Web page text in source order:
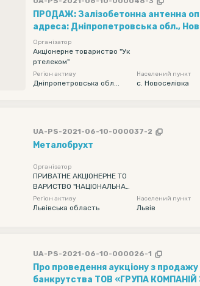
ПРОДАЖ: Залізобетонна антенна
адреса: Дніпропетровська обл.,
Новоселівка, вул. Комсомольська,1,
48°34'33.00"N; 35°14'35.00"E
Організатор
Акціонерне товариство "Ук
ртелеком"
Регіон активу
Дніпропетровська обл...
Населений пункт
с. Новоселівка
UA-PS-2021-06-10-000037-2
Металобрухт
Організатор
ПРИВАТНЕ АКЦІОНЕРНЕ ТО
ВАРИСТВО "НАЦІОНАЛЬНА
ЕНЕРГЕТИЧНА КОМПАНІЯ "У
КРЕНЕРГО"
Регіон активу
Львівська область
Населений пункт
Львів
UA-PS-2021-06-10-000026-1
Про проведення аукціону з
банкрутства ТОВ «ГРУПА